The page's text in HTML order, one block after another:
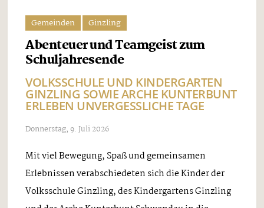
Gemeinden Ginzling
Abenteuer und Teamgeist zum
Schuljahresende
VOLKSSCHULE UND KINDERGARTEN
GINZLING SOWIE ARCHE KUNTERBUNT
ERLEBEN UNVERGESSLICHE TAGE
Donnerstag, 9. Juli 2026
Mit viel Bewegung, Spaß und gemeinsamen
Erlebnissen verabschiedeten sich die Kinder der
Volksschule Ginzling, des Kindergartens Ginzling